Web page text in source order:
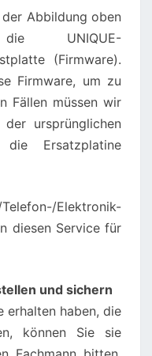
Abbildung oben
UNIQUE-
(Firmware).
Firmware, um zu
Fällen müssen wir
ursprünglichen
Ersatzplatine
Elektronik-
diesen Service für
und sichern
erhalten haben, die
können Sie sie